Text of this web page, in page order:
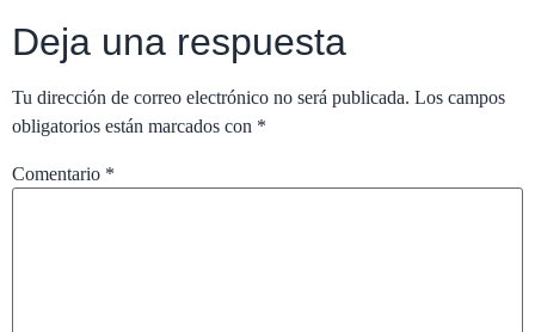
Deja una respuesta
Tu dirección de correo electrónico no será publicada. Los campos
obligatorios están marcados con *
Comentario *